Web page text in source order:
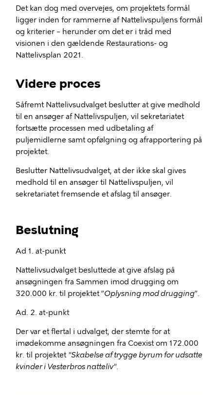
Det kan dog med overvejes, om projektets formål
ligger inden for rammerne af Nattelivspuljens formål
og kriterier – herunder om det er i tråd med
visionen i den gældende Restaurations- og
Nattelivsplan 2021.
Videre proces
Såfremt Nattelivsudvalget beslutter at give medhold
til en ansøger af Nattelivspuljen, vil sekretariatet
fortsætte processen med udbetaling af
puljemidlerne samt opfølgning og afrapportering på
projektet.
Beslutter Nattelivsudvalget, at der ikke skal gives
medhold til en ansøger til Nattelivspuljen, vil
sekretariatet fremsende et afslag til ansøger.
Beslutning
Ad 1. at-punkt
Nattelivsudvalget besluttede at give afslag på
ansøgningen fra Sammen imod drugging om
320.000 kr. til projektet ”Oplysning moddrugging”.
Ad. 2. at-punkt
Der var et flertal i udvalget, der stemte for at
imødekomme ansøgningen fra Coexist om 172.000
kr. til projektet "Skabelse af trygge byrum for udsatte
kvinder i Vesterbros natteliv".